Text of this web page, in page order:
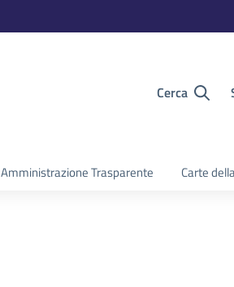
Cerca
Amministrazione Trasparente Carte